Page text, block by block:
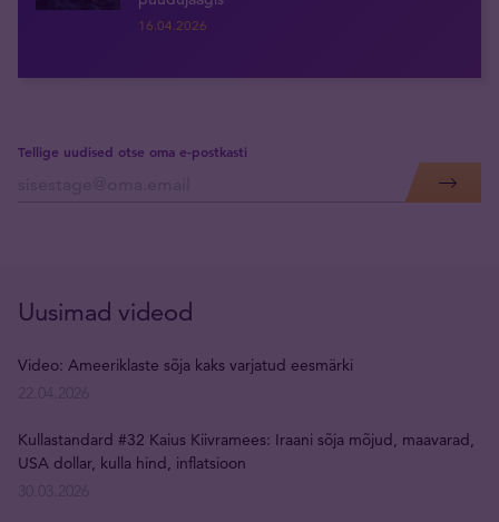
16.04.2026
Tellige uudised otse oma e-postkasti
Uusimad videod
Video: Ameeriklaste sõja kaks varjatud eesmärki
Kullastandard #32 Kaius Kiivramees: Iraani sõja mõjud, maavarad,
USA dollar, kulla hind, inflatsioon